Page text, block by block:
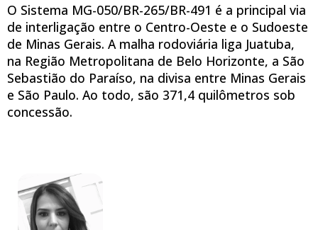
O Sistema MG-050/BR-265/BR-491 é a principal via
de interligação entre o Centro-Oeste e o Sudoeste
de Minas Gerais. A malha rodoviária liga Juatuba,
na Região Metropolitana de Belo Horizonte, a São
Sebastião do Paraíso, na divisa entre Minas Gerais
e São Paulo. Ao todo, são 371,4 quilômetros sob
concessão.